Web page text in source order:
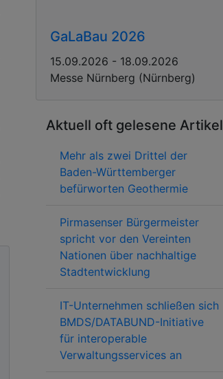
GaLaBau 2026
15.09.2026 - 18.09.2026
Messe Nürnberg (Nürnberg)
Aktuell oft gelesene Artikel
Mehr als zwei Drittel der
Baden-Württemberger
befürworten Geothermie
Pirmasenser Bürgermeister
spricht vor den Vereinten
Nationen über nachhaltige
Stadtentwicklung
IT-Unternehmen schließen sich
BMDS/DATABUND-Initiative
für interoperable
Verwaltungsservices an